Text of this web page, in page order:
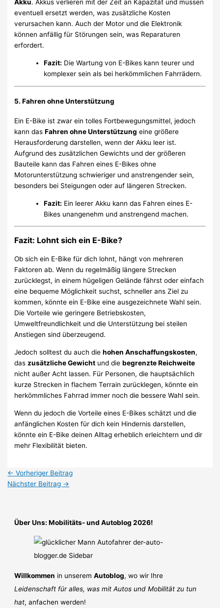
Akku. Akkus verlieren mit der Zeit an Kapazität und müssen
eventuell ersetzt werden, was zusätzliche Kosten
verursachen kann. Auch der Motor und die Elektronik
können anfällig für Störungen sein, was Reparaturen
erfordert.
Fazit: Die Wartung von E-Bikes kann teurer und
komplexer sein als bei herkömmlichen Fahrrädern.
5.Fahren ohne Unterstützung
Ein E-Bike ist zwar ein tolles Fortbewegungsmittel, jedoch
kann dasFahren ohne Unterstützung eine größere
Herausforderung darstellen, wenn der Akku leer ist.
Aufgrund des zusätzlichen Gewichts und der größeren
Bauteile kann das Fahren eines E-Bikes ohne
Motorunterstützung schwieriger und anstrengender sein,
besonders bei Steigungen oder auf längeren Strecken.
Fazit: Ein leerer Akku kann das Fahren eines E-
Bikes unangenehm und anstrengend machen.
Fazit: Lohnt sich ein E-Bike?
Ob sich ein E-Bike für dich lohnt, hängt von mehreren
Faktoren ab. Wenn du regelmäßig längere Strecken
zurücklegst, in einem hügeligen Gelände fährst oder einfach
eine bequeme Möglichkeit suchst, schneller ans Ziel zu
kommen, könnte ein E-Bike eine ausgezeichnete Wahl sein.
Die Vorteile wie geringere Betriebskosten,
Umweltfreundlichkeit und die Unterstützung bei steilen
Anstiegen sind überzeugend.
Jedoch solltest du auch diehohen Anschaffungskosten,
das zusätzliche Gewicht und diebegrenzte Reichweite
nicht außer Acht lassen. Für Personen, die hauptsächlich
kurze Strecken in flachem Terrain zurücklegen, könnte ein
herkömmliches Fahrrad immer noch die bessere Wahl sein.
Wenn du jedoch die Vorteile eines E-Bikes schätzt und die
anfänglichen Kosten für dich kein Hindernis darstellen,
könnte ein E-Bike deinen Alltag erheblich erleichtern und dir
mehr Flexibilität bieten.
← Vorheriger Beitrag
Nächster Beitrag →
Über Uns: Mobilitäts- und Autoblog 2026!
Willkommen in unseremAutoblog, wo wir Ihre
Leidenschaft für alles, was mit Autos und Mobilität zu tun
hat, anfachen werden!